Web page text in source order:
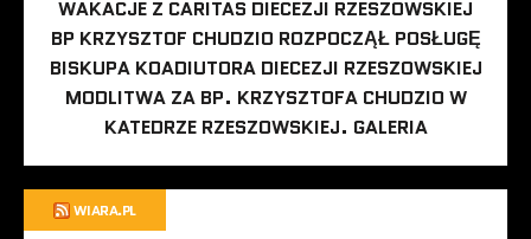
WAKACJE Z CARITAS DIECEZJI RZESZOWSKIEJ
BP KRZYSZTOF CHUDZIO ROZPOCZĄŁ POSŁUGĘ
BISKUPA KOADIUTORA DIECEZJI RZESZOWSKIEJ
MODLITWA ZA BP. KRZYSZTOFA CHUDZIO W
KATEDRZE RZESZOWSKIEJ. GALERIA
WIARA.PL